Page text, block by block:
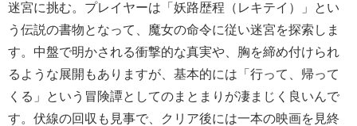
迷宮に挑む。プレイヤーは「妖路歴程（レキテイ）」とい
う伝説の書物となって、魔女の命令に従い迷宮を探索しま
す。中盤で明かされる衝撃的な真実や、胸を締め付けられ
るような展開もありますが、基本的には「行って、帰って
くる」という冒険譚としてのまとまりが凄まじく良いんで
す。伏線の回収も見事で、クリア後には一本の映画を見終